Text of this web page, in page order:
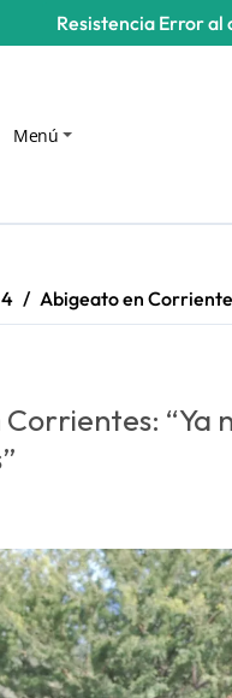
Resistencia Error al
Menú
4 Abigeato en
“Ya